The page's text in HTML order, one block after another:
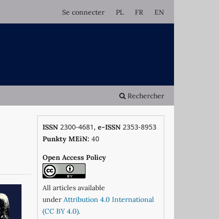
Rechercher
Se connecter PL FR EN
ISSN 2300-4681, e-ISSN 2353-8953
Punkty MEiN: 40
Open Access Policy
All articles available
under Attribution 4.0 International
(CC BY 4.0).